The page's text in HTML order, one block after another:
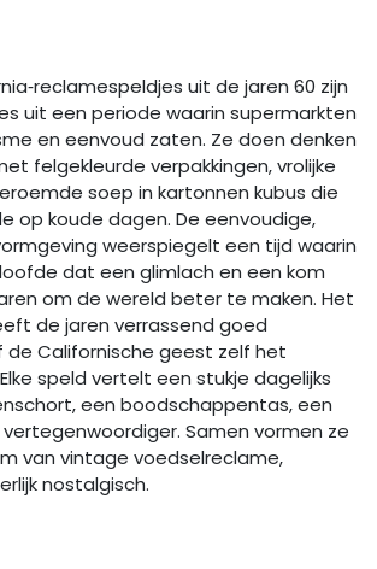
uit de jaren 60 zijn
uit een periode waarin supermarkten
en eenvoud zaten. Ze doen denken
felgekleurde verpakkingen, vrolijke
soep in kartonnen kubus die
op koude dagen. De eenvoudige,
weerspiegelt een tijd waarin
dat een glimlach en een kom
om de wereld beter te maken. Het
de jaren verrassend goed
de Californische geest zelf het
speld vertelt een stukje dagelijks
een boodschappentas, een
Samen vormen ze
van vintage voedselreclame,
nostalgisch.